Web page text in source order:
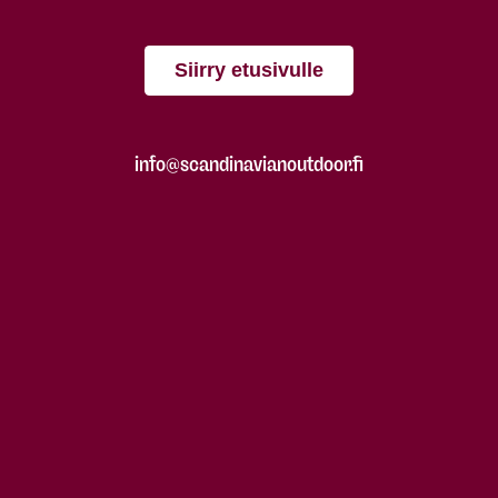
Siirry etusivulle
info@scandinavianoutdoor.fi